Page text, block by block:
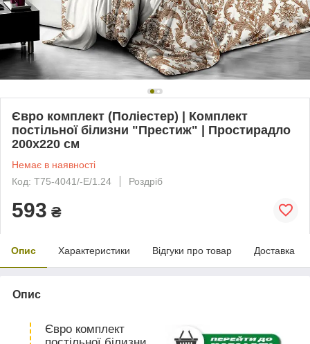
Євро комплект (Поліестер) | Комплект
постільної білизни "Престиж" | Простирадло
200х220 см
Немає в наявності
Код: T75-4041/-E/1.24
Роздріб
593 ₴
Опис Характеристики Відгуки про товар Доставка
Опис
Євро комплект